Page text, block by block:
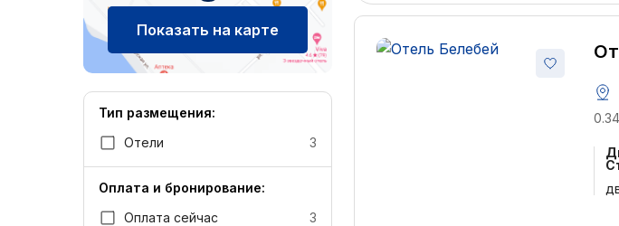
Показать на карте
Тип размещения:
Отели
3
Оплата и бронирование:
Оплата сейчас
3